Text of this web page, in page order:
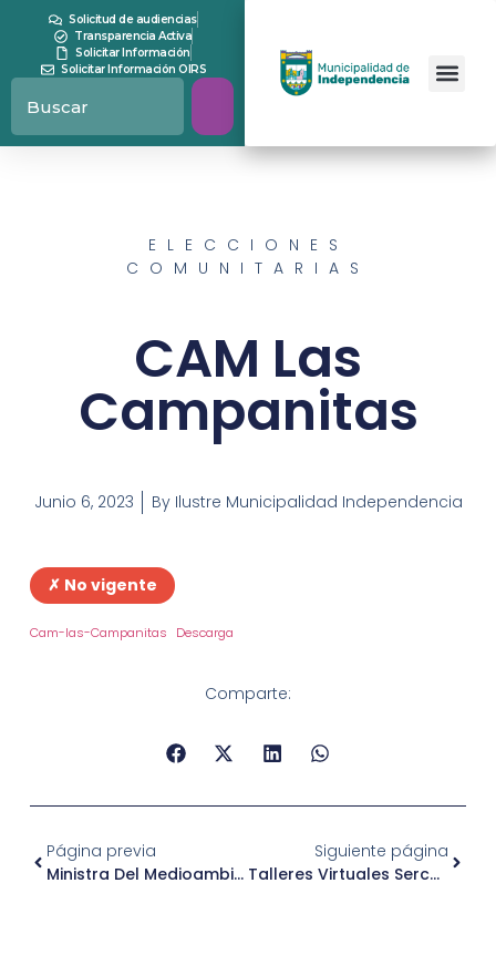
Solicitud de audiencias
Transparencia Activa
Solicitar Información
Solicitar Información OIRS
ELECCIONES
COMUNITARIAS
CAM Las
Campanitas
Junio 6, 2023 ByIlustre Municipalidad Independencia
✗ No vigente
Cam-las-Campanitas Descarga
Comparte:
Página previa
Ministra Del Medioambiente Anuncia Ley De Reciclaje De Residuos Orgánicos En El Centro De Prácticas Ambientales
Siguiente página
Talleres Virtuales Sercotec – 5 Al 9 De Junio